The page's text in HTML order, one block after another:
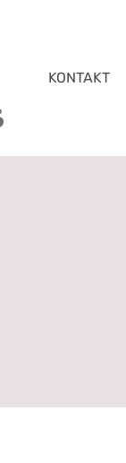
KONTAKT